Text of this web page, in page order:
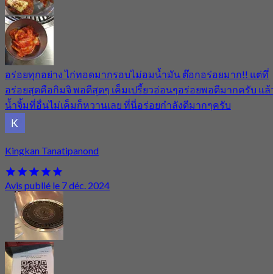
อร่อยทุกอย่าง ไก่ทอดมากรอบไม่อมน้ำมัน ต๊อกอร่อยมาก!! แต่ทึ่
อร่อยสุดคือกิมจิ พอดีสุดๆ เค็มเปรี้ยวอ่อนๆอร่อยพอดีมากครับ แล้
น้ำจิ้มที่อื่นไม่เค็มก็หวานเลย ที่นี่อร่อยกำลังดีมากๆครับ
Kingkan Tanatipanond
Avis publié le 7 déc. 2024